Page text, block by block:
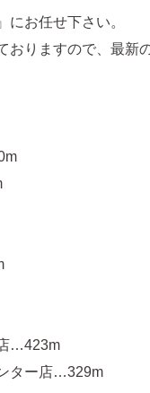
にお任せ下さい。
りますので、最新
…423m
ター店…329m